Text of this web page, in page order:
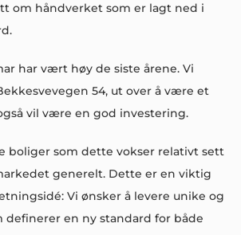
om håndverket som er lagt ned i
har vært høy de siste årene. Vi
54, ut over å være et
vil være en god investering.
boliger som dette vokser relativt sett
generelt. Dette er en viktig
Vi ønsker å levere unike og
definerer en ny standard for både